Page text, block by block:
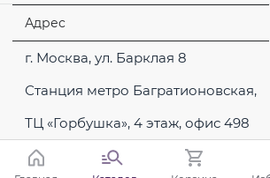
Адрес
г. Москва, ул. Барклая 8
Станция метро Багратионовская,
ТЦ «Горбушка», 4 этаж, офис 498